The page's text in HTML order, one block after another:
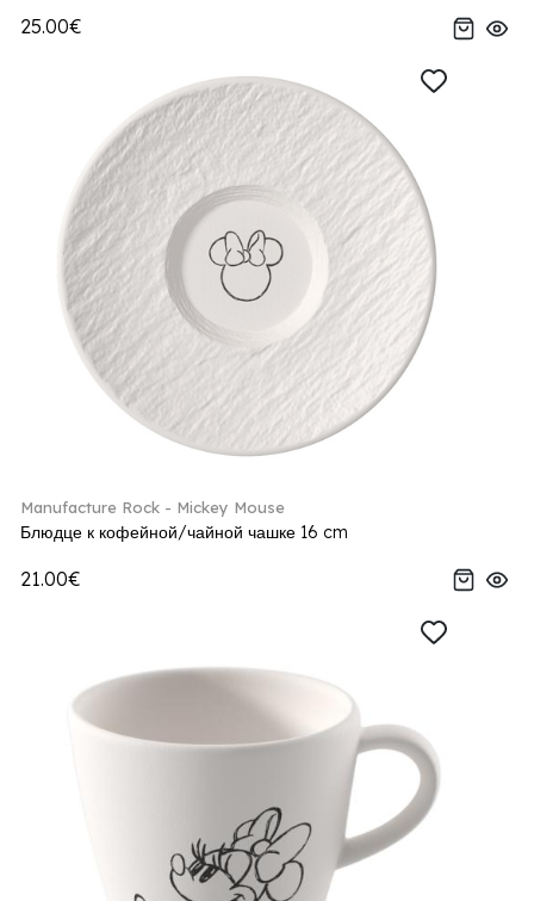
25.00€
Manufacture Rock - Mickey Mouse
Блюдце к кофейной/чайной чашке 16 cm
21.00€